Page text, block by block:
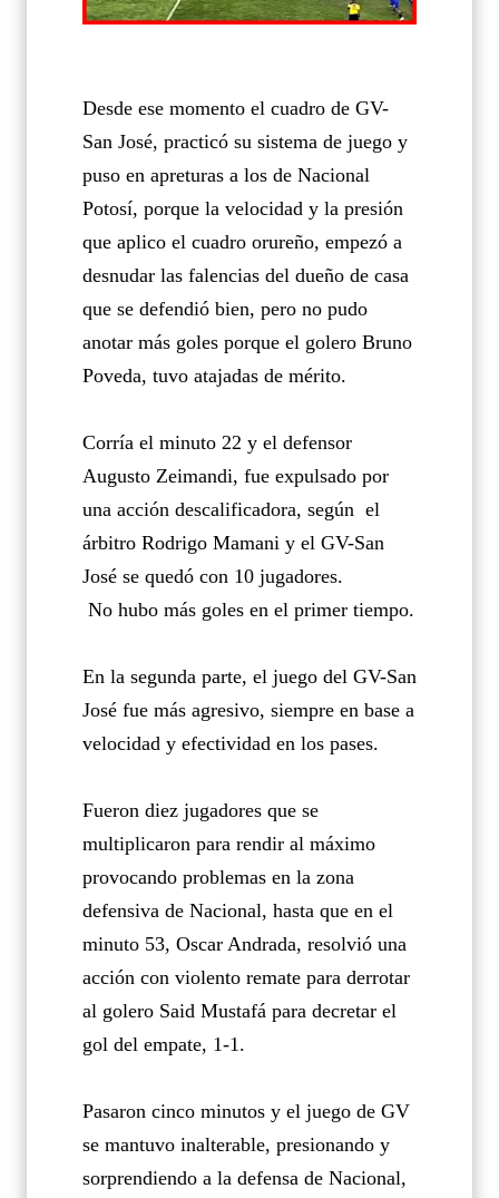
Desde ese momento el cuadro de GV-
San José, practicó su sistema de juego y
puso en apreturas a los de Nacional
Potosí, porque la velocidad y la presión
que aplico el cuadro orureño, empezó a
desnudar las falencias del dueño de casa
que se defendió bien, pero no pudo
anotar más goles porque el golero Bruno
Poveda, tuvo atajadas de mérito.
Corría el minuto 22 y el defensor
Augusto Zeimandi, fue expulsado por
una acción descalificadora, según el
árbitro Rodrigo Mamani y el GV-San
José se quedó con 10 jugadores.
No hubo más goles en el primer tiempo.
En la segunda parte, el juego del GV-San
José fue más agresivo, siempre en base a
velocidad y efectividad en los pases.
Fueron diez jugadores que se
multiplicaron para rendir al máximo
provocando problemas en la zona
defensiva de Nacional, hasta que en el
minuto 53, Oscar Andrada, resolvió una
acción con violento remate para derrotar
al golero Said Mustafá para decretar el
gol del empate, 1-1.
Pasaron cinco minutos y el juego de GV
se mantuvo inalterable, presionando y
sorprendiendo a la defensa de Nacional,